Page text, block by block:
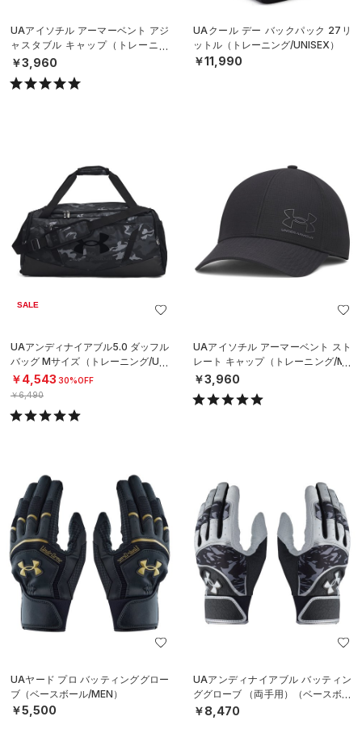
UAアイソチル アーマーベント アジ
ャスタブル キャップ（トレーニン
グ/MEN）
￥3,960
UAクール デー バックパック 27リ
ットル（トレーニング/UNISEX）
￥11,990
SALE
UAアンディナイアブル5.0 ダッフル
バッグ Mサイズ（トレーニング/UNI
SEX）
￥4,543 30%OFF
￥6,490
UAアイソチル アーマーベント スト
レート キャップ（トレーニング/ME
N）
￥3,960
UAヤード プロ バッティンググロー
ブ（ベースボール/MEN）
￥5,500
UAアンディナイアブル バッティン
ググローブ （両手用）（ベースボー
ル/MEN）
￥8,470